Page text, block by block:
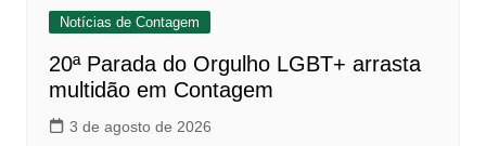
Notícias de Contagem
20ª Parada do Orgulho LGBT+ arrasta
multidão em Contagem
3 de agosto de 2026